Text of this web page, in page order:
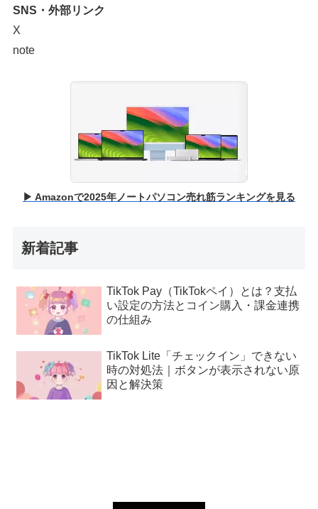
SNS・外部リンク
X
note
▶ Amazonで2025年ノートパソコン売れ筋ランキングを見る
新着記事
TikTok Pay（TikTokペイ）とは？支払
い設定の方法とコイン購入・課金連携
の仕組み
TikTok Lite「チェックイン」できない
時の対処法｜ボタンが表示されない原
因と解決策